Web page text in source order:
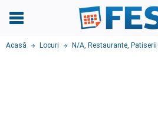
Acasă Locuri N/A, Restaurante, Patiserii